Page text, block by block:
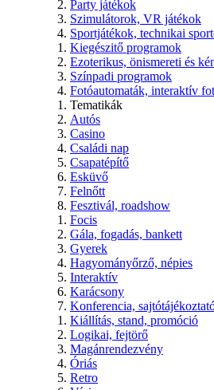
Party játékok
Szimulátorok, VR játékok
Sportjátékok, technikai
Kiegészitő programok
Ezoterikus, önismereti és
Színpadi programok
Fotóautomaták, interaktív
Tematikák
Autós
Casino
Családi nap
Csapatépítő
Esküvő
Felnőtt
Fesztivál, roadshow
Focis
Gála, fogadás, bankett
Gyerek
Hagyományőrző, népies
Interaktív
Karácsony
Konferencia,
Kiállítás, stand, promóció
Logikai, fejtörő
Magánrendezvény
Óriás
Retro